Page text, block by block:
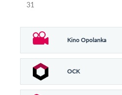
31
Kino Opolanka
OCK